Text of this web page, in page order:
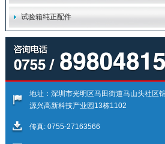
试验箱纯正配件
地址：深圳市光明区马田街道马山头社区
源兴高新科技产业园13栋1102
传真: 0755-27163566